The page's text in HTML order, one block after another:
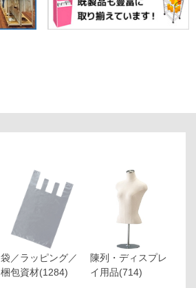
袋／ラッピング／
梱包資材(1284)
陳列・ディスプレ
イ用品(714)